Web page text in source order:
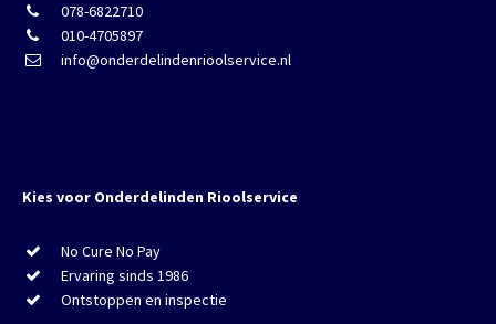
078-6822710
010-4705897
info@onderdelindenrioolservice.nl
Kies voor Onderdelinden Rioolservice
No Cure No Pay
Ervaring sinds 1986
Ontstoppen en inspectie